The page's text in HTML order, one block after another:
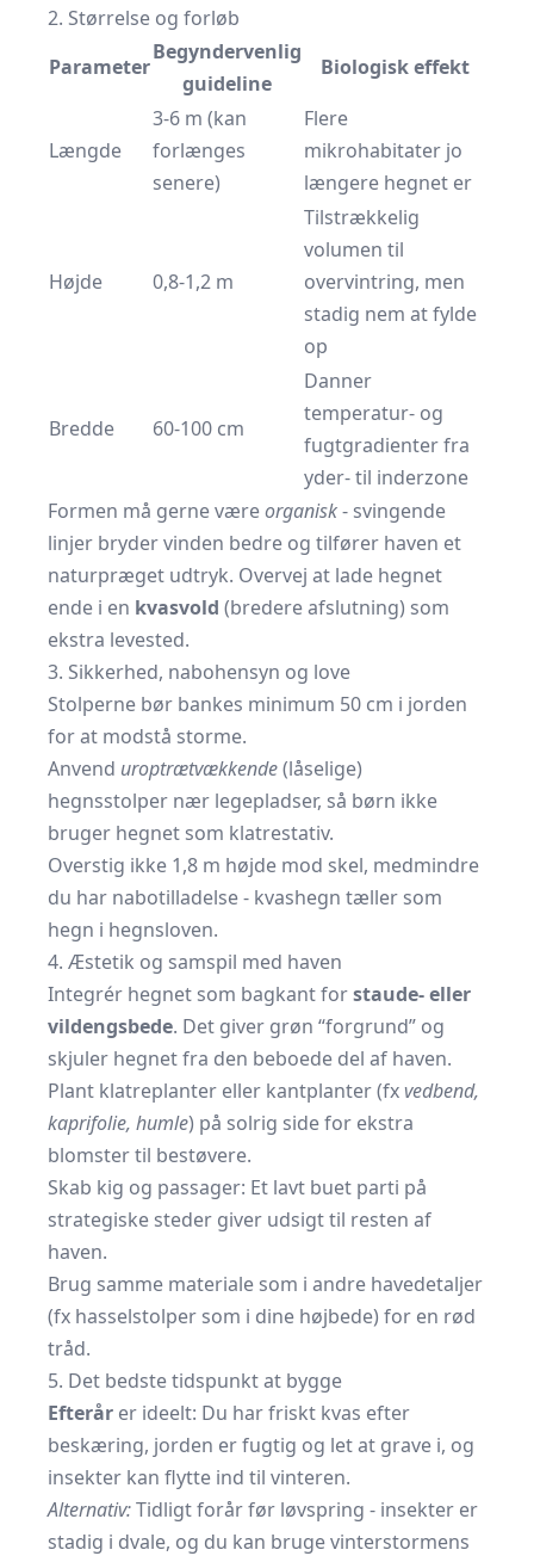
2. Størrelse og forløb
Parameter
Begyndervenlig
guideline
Biologisk effekt
Længde
3-6 m (kan
forlænges
senere)
Flere
mikrohabitater jo
længere hegnet er
Højde 0,8-1,2 m
Tilstrækkelig
volumen til
overvintring, men
stadig nem at fylde
op
Bredde 60-100 cm
Danner
temperatur- og
fugtgradienter fra
yder- til inderzone
Formen må gerne væreorganisk- svingende
linjer bryder vinden bedre og tilfører haven et
naturpræget udtryk. Overvej at lade hegnet
ende i en kvasvold (bredere afslutning) som
ekstra levested.
3. Sikkerhed, nabohensyn og love
Stolperne bør bankes minimum 50 cm i jorden
for at modstå storme.
Anvend uroptrætvækkende(låselige)
hegnsstolper nær legepladser, så børn ikke
bruger hegnet som klatrestativ.
Overstig ikke 1,8 m højde mod skel, medmindre
du har nabotilladelse - kvashegn tæller som
hegn i hegnsloven.
4. Æstetik og samspil med haven
Integrér hegnet som bagkant forstaude- eller
vildengsbede. Det giver grøn “forgrund” og
skjuler hegnet fra den beboede del af haven.
Plant klatreplanter eller kantplanter (fxvedbend,
kaprifolie, humle) på solrig side for ekstra
blomster til bestøvere.
Skab kig og passager: Et lavt buet parti på
strategiske steder giver udsigt til resten af
haven.
Brug samme materiale som i andre havedetaljer
(fx hasselstolper som i dine højbede) for en rød
tråd.
5. Det bedste tidspunkt at bygge
Efterår er ideelt: Du har friskt kvas efter
beskæring, jorden er fugtig og let at grave i, og
insekter kan flytte ind til vinteren.
Alternativ:Tidligt forår før løvspring - insekter er
stadig i dvale, og du kan bruge vinterstormens